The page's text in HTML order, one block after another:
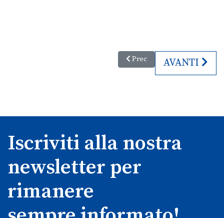
Articolo precedente: Tra
Prec ARTICOLO
AVANTI
Iscriviti alla nostra
newsletter per
rimanere